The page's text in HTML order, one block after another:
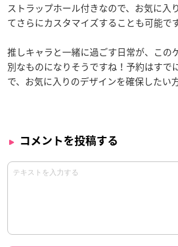
ストラップホール付きなので、お気に入
てさらにカスタマイズすることも可能です
推しキャラと一緒に過ごす日常が、この
別なものになりそうですね！予約はすで
で、お気に入りのデザインを確保したい
コメントを投稿する